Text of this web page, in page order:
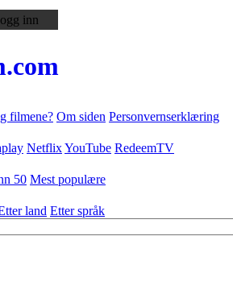
inn
.com
filmene? Om siden Personvernserklæring
NetflixYouTube RedeemTV
50 Mest populære
land Etter språk